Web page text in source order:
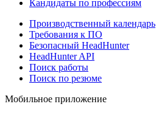
Кандидаты по профессиям
Производственный календарь
Требования к ПО
Безопасный HeadHunter
HeadHunter API
Поиск работы
Поиск по резюме
Мобильное приложение